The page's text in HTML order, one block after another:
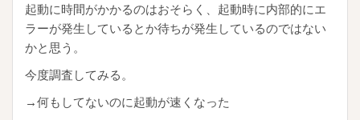
起動に時間がかかるのはおそらく、起動時に内部的にエ
ラーが発生しているとか待ちが発生しているのではない
かと思う。
今度調査してみる。
→何もしてないのに起動が速くなった